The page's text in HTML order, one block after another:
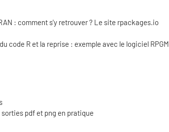
: comment s'y retrouver ? Le site rpackages.io
code R et la reprise : exemple avec le logiciel RPGM
pdf et png en pratique